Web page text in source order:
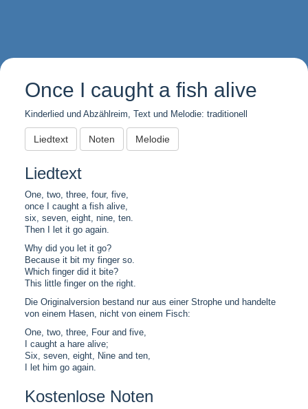
Once I caught a fish alive
Kinderlied und Abzählreim, Text und Melodie: traditionell
Liedtext Noten Melodie
Liedtext
One, two, three, four, five,
once I caught a fish alive,
six, seven, eight, nine, ten.
Then I let it go again.
Why did you let it go?
Because it bit my finger so.
Which finger did it bite?
This little finger on the right.
Die Originalversion bestand nur aus einer Strophe und handelte
von einem Hasen, nicht von einem Fisch:
One, two, three, Four and five,
I caught a hare alive;
Six, seven, eight, Nine and ten,
I let him go again.
Kostenlose Noten